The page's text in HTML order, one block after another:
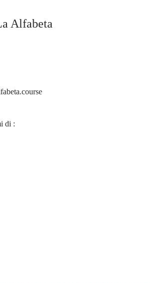
Alfabeta
di :